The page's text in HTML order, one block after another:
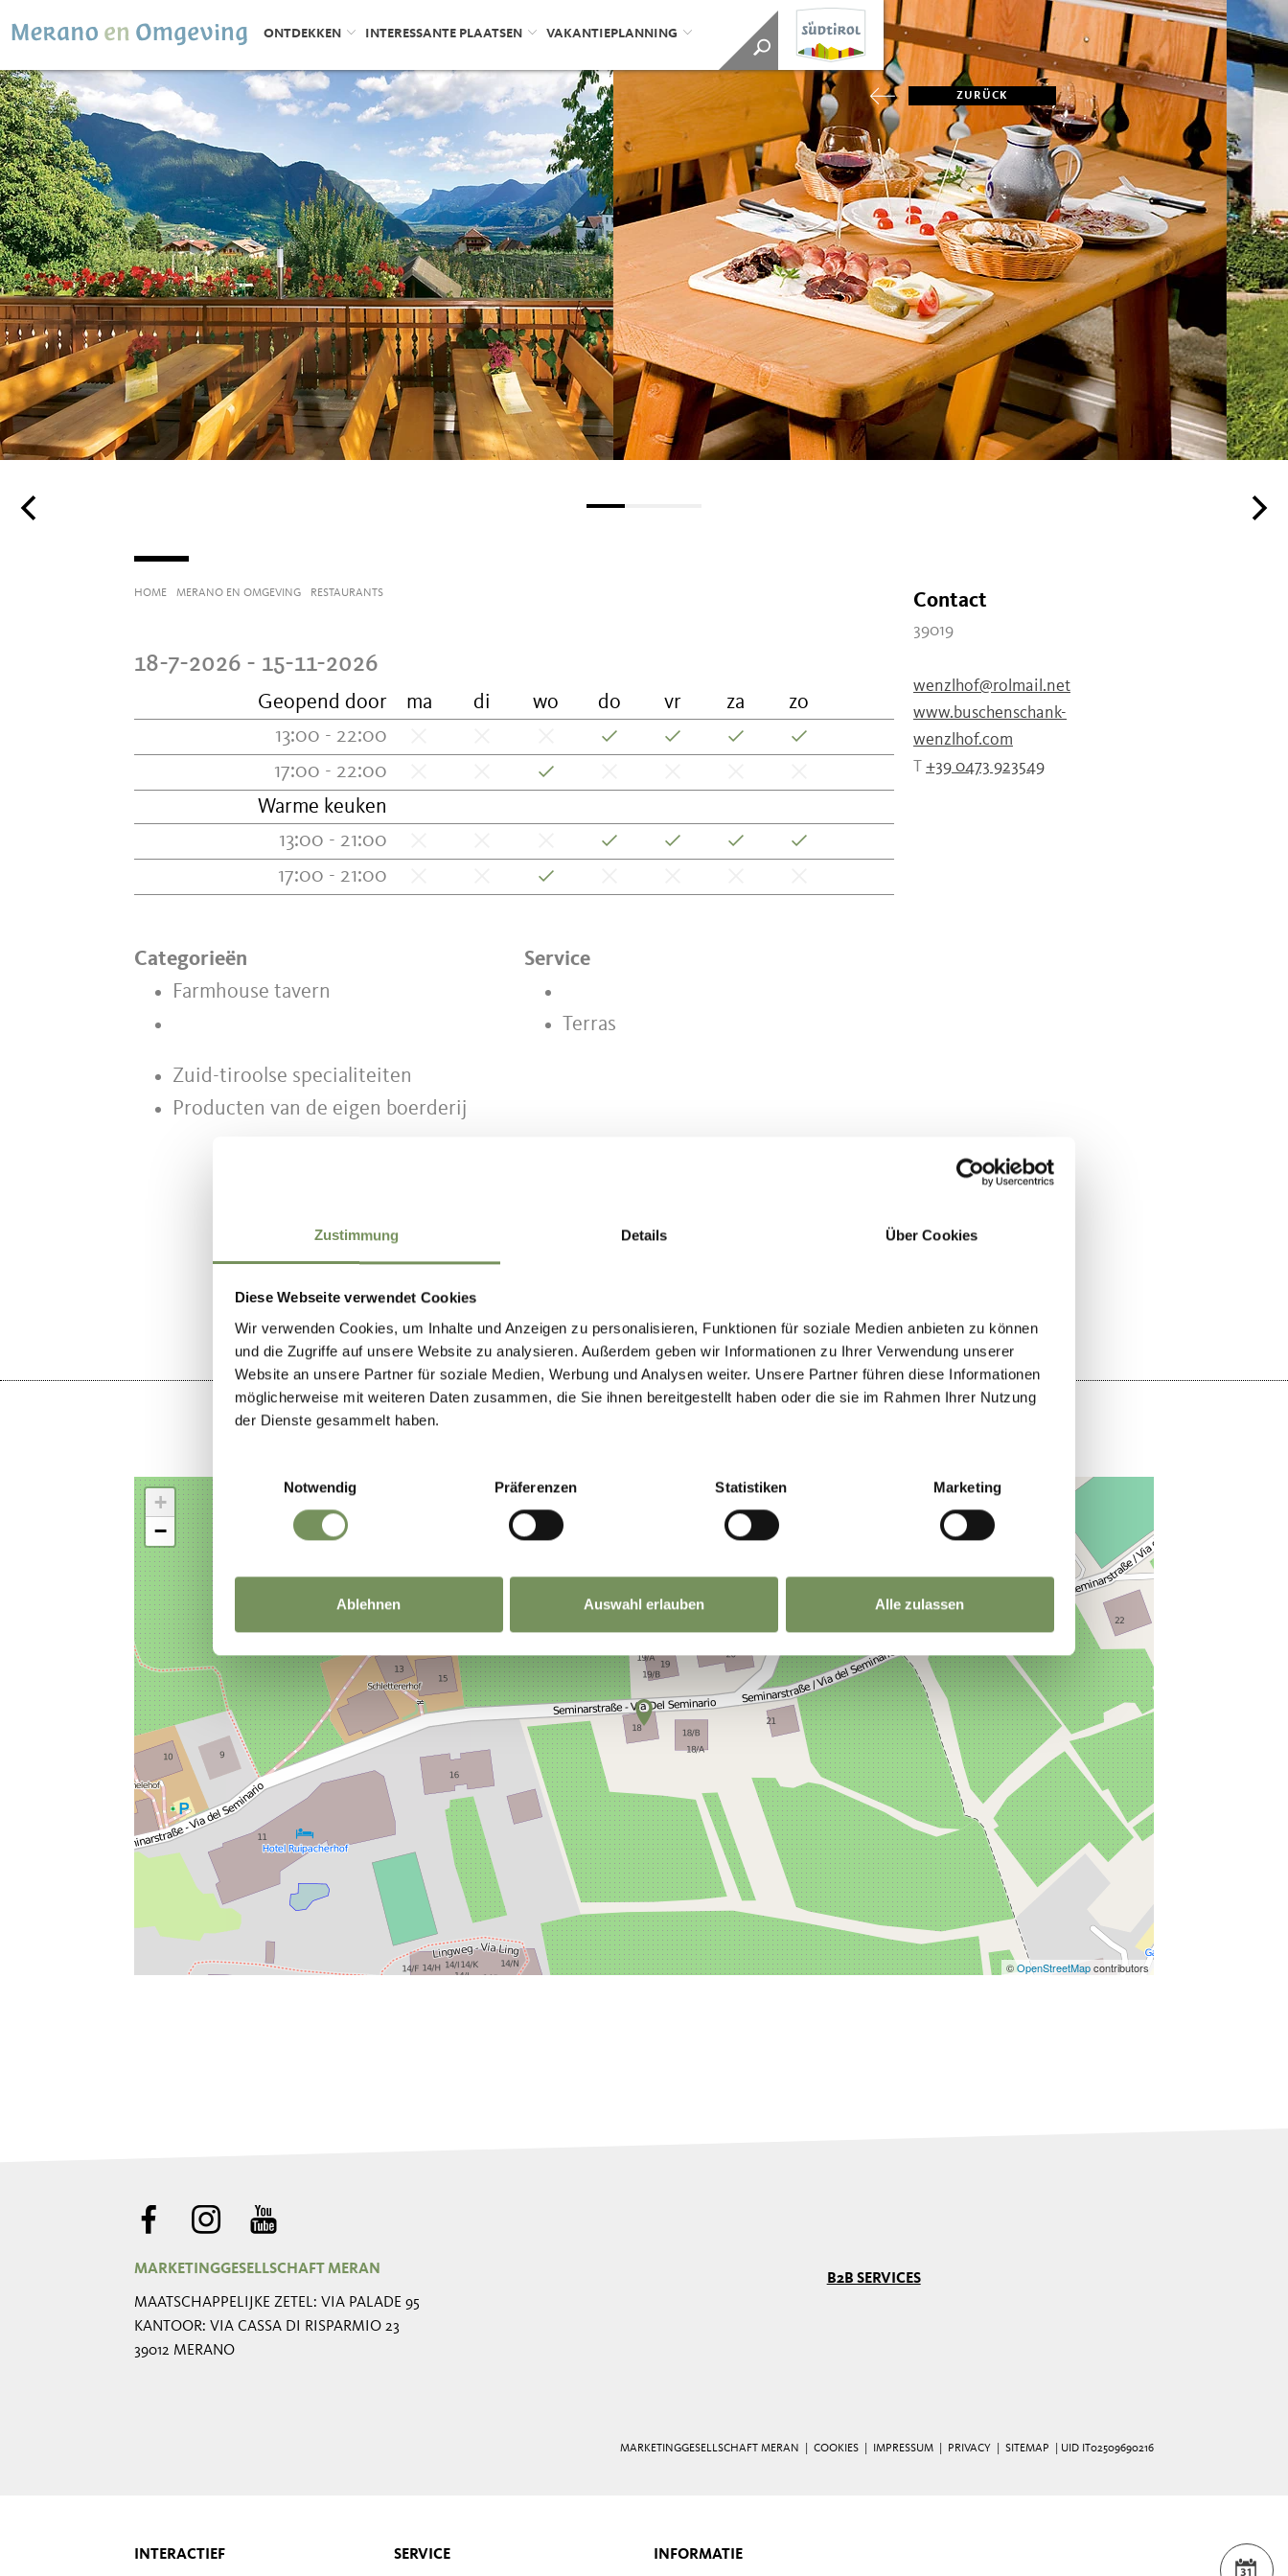
Zustimmung Details Über Cookies
Diese Webseite verwendet Cookies
Wir verwenden Cookies, um Inhalte und Anzeigen zu personalisieren, Funktionen für soziale Medien anbieten zu können
und die Zugriffe auf unsere Website zu analysieren. Außerdem geben wir Informationen zu Ihrer Verwendung unserer
Website an unsere Partner für soziale Medien, Werbung und Analysen weiter. Unsere Partner führen diese Informationen
möglicherweise mit weiteren Daten zusammen, die Sie ihnen bereitgestellt haben oder die sie im Rahmen Ihrer Nutzung
der Dienste gesammelt haben.
Notwendig
Präferenzen Statistiken Marketing
Ablehnen Auswahl erlauben Alle zulassen
ONTDEKKEN INTERESSANTE PLAATSEN VAKANTIEPLANNING
ZURÜCK
HOME MERANO EN OMGEVING RESTAURANTS
18-7-2026 - 15-11-2026
Geopend door ma di wo do vr za
zo
13:00 - 22:00
17:00 - 22:00
Warme keuken
13:00 - 21:00
17:00 - 21:00
Categorieën
Farmhouse tavern
Service
Terras
Zuid-tiroolse specialiteiten
Producten van de eigen boerderij
Contact
39019
wenzlhof@rolmail.net
www.buschenschank-
wenzlhof.com
T +39 0473 923549
WAS DE INHOUD NUTTIG VOOR U?
+
−
©OpenStreetMapcontributors
MARKETINGGESELLSCHAFT MERAN
MAATSCHAPPELIJKE ZETEL: VIA PALADE 95
KANTOOR: VIA CASSA DI RISPARMIO 23
39012 MERANO
B2B SERVICES
MARKETINGGESELLSCHAFT MERAN | COOKIES IMPRESSUM PRIVACY SITEMAP | UID IT02509690216
INTERACTIEF SERVICE INFORMATIE